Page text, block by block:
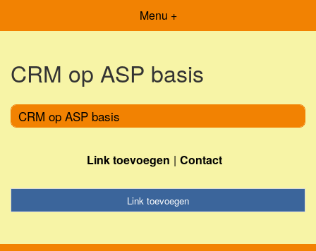
Menu +
CRM op ASP basis
CRM op ASP basis
Link toevoegen Contact
Link toevoegen